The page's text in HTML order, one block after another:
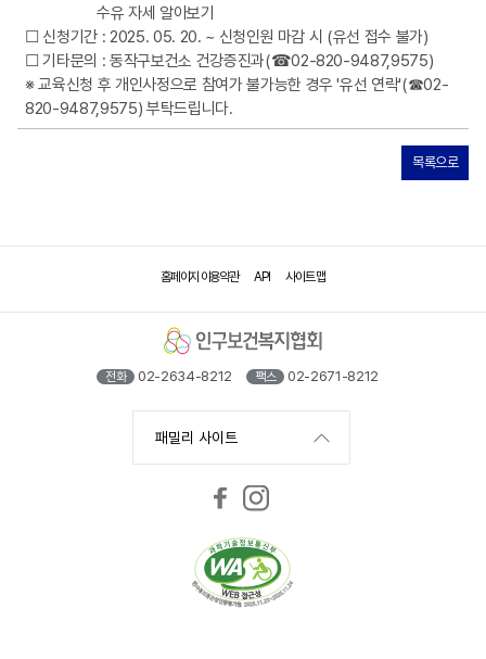
수유 자세 알아보기
☐ 신청기간 : 2025. 05. 20. ~ 신청인원 마감 시 (유선 접수 불가)
☐ 기타문의 : 동작구보건소 건강증진과(☎02-820-9487,9575)
※ 교육신청 후 개인사정으로 참여가 불가능한 경우 '유선 연락'(☎02-
820-9487,9575) 부탁드립니다.
목록으로
홈페이지 이용약관 API 사이트 맵
전화 02-2634-8212 팩스 02-2671-8212
패밀리 사이트